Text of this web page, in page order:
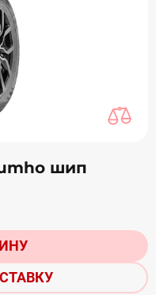
шип